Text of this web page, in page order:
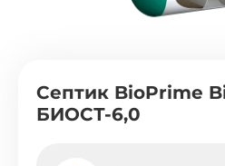
Септик BioPrime
БИОСТ-6,0